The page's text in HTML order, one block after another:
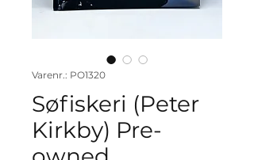
Varenr.: PO1320
Søfiskeri (Peter
Kirkby) Pre-